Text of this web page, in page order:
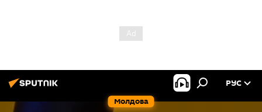
Молдова
РУС